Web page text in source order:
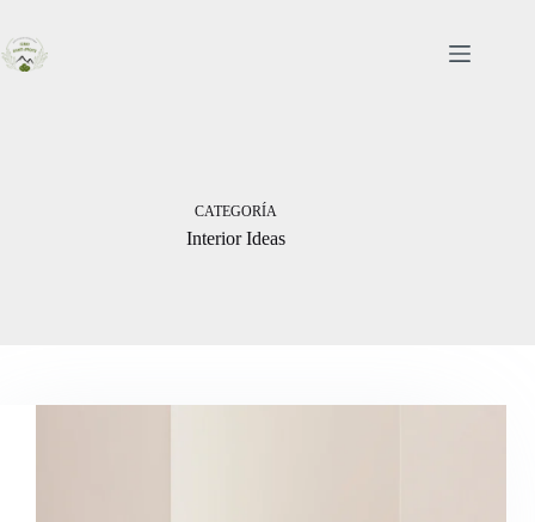
contenido
CATEGORÍA
Interior Ideas